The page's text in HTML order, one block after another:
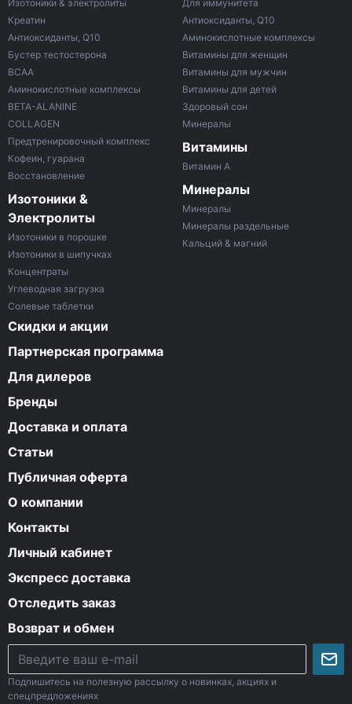
Изотоники & электролиты
Креатин
Антиоксиданты, Q10
Бустер тестостерона
ВСАА
Аминокислотные комплексы
BETA-ALANINE
COLLAGEN
Предтренировочный комплекс
Кофеин, гуарана
Восстановление
Изотоники &
Электролиты
Изотоники в порошке
Изотоники в шипучках
Концентраты
Углеводная загрузка
Солевые таблетки
Для иммунитета
Антиоксиданты, Q10
Аминокислотные комплексы
Витамины для женщин
Витамины для мужчин
Витамины для детей
Здоровый сон
Минералы
Витамины
Витамин A
Минералы
Минералы
Минералы раздельные
Кальций & магний
Скидки и акции
Партнерская программа
Для дилеров
Бренды
Доставка и оплата
Статьи
Публичная оферта
О компании
Контакты
Личный кабинет
Экспресс доставка
Отследить заказ
Возврат и обмен
Подпишитесь на полезную рассылку о новинках, акциях и
спецпредложениях